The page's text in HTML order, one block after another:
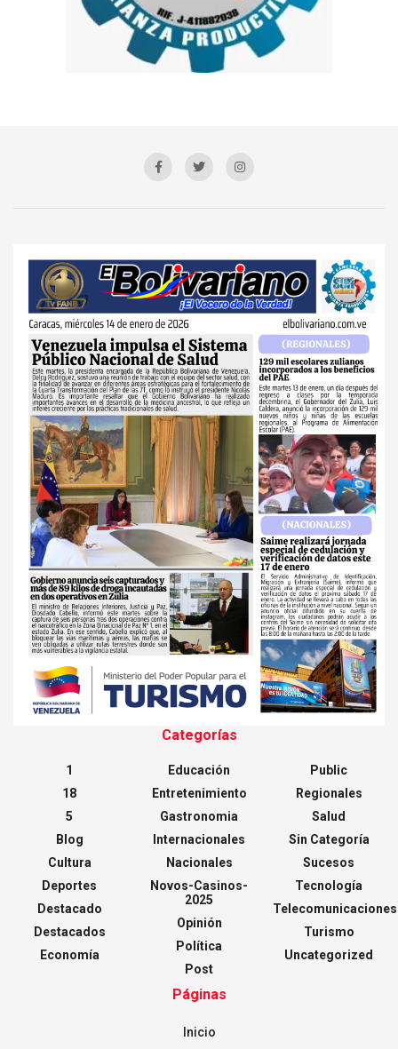
Categorías
1
18
5
Blog
Cultura
Deportes
Destacado
Destacados
Economía
Educación
Entretenimiento
Gastronomia
Internacionales
Nacionales
Novos-Casinos-
2025
Opinión
Política
Post
Public
Regionales
Salud
Sin Categoría
Sucesos
Tecnología
Telecomunicaciones
Turismo
Uncategorized
Páginas
Inicio